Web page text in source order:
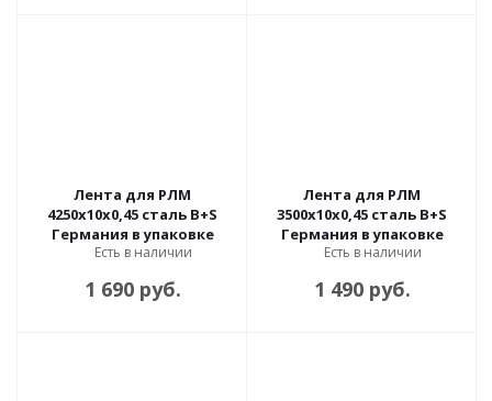
Лента для РЛМ
4250х10х0,45 сталь B+S
Германия в упаковке
Есть в наличии
1 690 руб.
Лента для РЛМ
3500х10х0,45 сталь B+S
Германия в упаковке
Есть в наличии
1 490 руб.